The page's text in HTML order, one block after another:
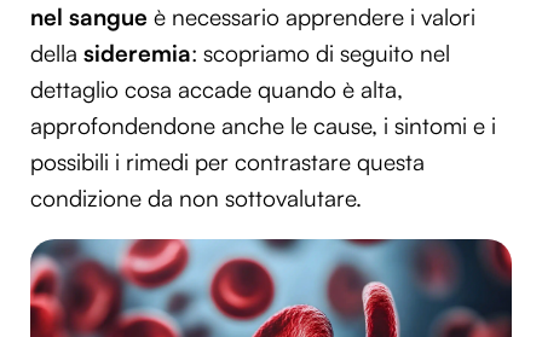
nel sangue è necessario apprendere i valori
della sideremia: scopriamo di seguito nel
dettaglio cosa accade quando è alta,
approfondendone anche le cause, i sintomi e i
possibili i rimedi per contrastare questa
condizione da non sottovalutare.